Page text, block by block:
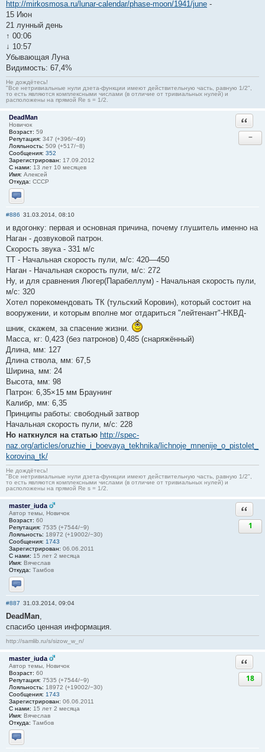
http://mirkosmosa.ru/lunar-calendar/phase-moon/1941/june -
15 Июн
21 лунный день
↑ 00:06
↓ 10:57
Убывающая Луна
Видимость: 67,4%
Не дождётесь!
"Все нетривиальные нули дзета-функции имеют действительную часть, равную 1/2",
то есть являются комплексными числами (в отличие от тривиальных нулей) и
расположены на прямой Re s = 1/2.
DeadMan
Новичок
Возраст: 59
Репутация: 347 (+396/−49)
Лояльность: 509 (+517/−8)
Сообщения: 352
Зарегистрирован: 17.09.2012
С нами: 13 лет 10 месяцев
Имя: Алексей
Откуда: CCCР
Отправить личное сообщение
−
#886 31.03.2014, 08:10
и вдогонку: первая и основная причина, почему глушитель именно на
Наган - дозвуковой патрон.
Скорость звука - 331 м/с
ТТ - Начальная скорость пули, м/с: 420—450
Наган - Начальная скорость пули, м/с: 272
Ну, и для сравнения Люгер(Парабеллум) - Начальная скорость пули,
м/с: 320
Хотел порекомендовать ТК (тульский Коровин), который состоит на
вооружении, и которым вполне мог отдариться "лейтенант"-НКВД-
шник, скажем, за спасение жизни.
Масса, кг: 0,423 (без патронов) 0,485 (снаряжённый)
Длина, мм: 127
Длина ствола, мм: 67,5
Ширина, мм: 24
Высота, мм: 98
Патрон: 6,35×15 мм Браунинг
Калибр, мм: 6,35
Принципы работы: свободный затвор
Начальная скорость пули, м/с: 228
Но наткнулся на статью http://spec-
naz.org/articles/oruzhie_i_boevaya_tekhnika/lichnoje_mnenije_o_pistolet_
korovina_tk/
Не дождётесь!
"Все нетривиальные нули дзета-функции имеют действительную часть, равную 1/2",
то есть являются комплексными числами (в отличие от тривиальных нулей) и
расположены на прямой Re s = 1/2.
master_iuda
Автор темы, Новичок
Возраст: 60
Репутация: 7535 (+7544/−9)
Лояльность: 18972 (+19002/−30)
Сообщения: 1743
Зарегистрирован: 06.06.2011
С нами: 15 лет 2 месяца
Имя: Вячеслав
Откуда: Тамбов
Отправить личное сообщение
1
#887 31.03.2014, 09:04
DeadMan,
спасибо ценная информация.
http://samlib.ru/s/sizow_w_n/
master_iuda
Автор темы, Новичок
Возраст: 60
Репутация: 7535 (+7544/−9)
Лояльность: 18972 (+19002/−30)
Сообщения: 1743
Зарегистрирован: 06.06.2011
С нами: 15 лет 2 месяца
Имя: Вячеслав
Откуда: Тамбов
Отправить личное сообщение
18